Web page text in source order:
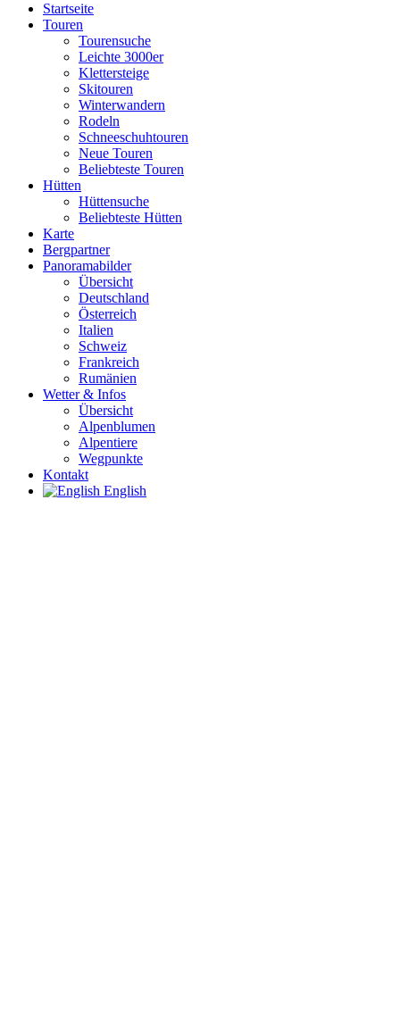
Startseite
Touren
Tourensuche
Leichte 3000er
Klettersteige
Skitouren
Winterwandern
Rodeln
Schneeschuhtouren
Neue Touren
Beliebteste Touren
Hütten
Hüttensuche
Beliebteste Hütten
Karte
Bergpartner
Panoramabilder
Übersicht
Deutschland
Österreich
Italien
Schweiz
Frankreich
Rumänien
Wetter & Infos
Übersicht
Alpenblumen
Alpentiere
Wegpunkte
Kontakt
English